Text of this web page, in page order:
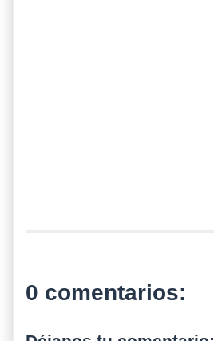
0 comentarios: